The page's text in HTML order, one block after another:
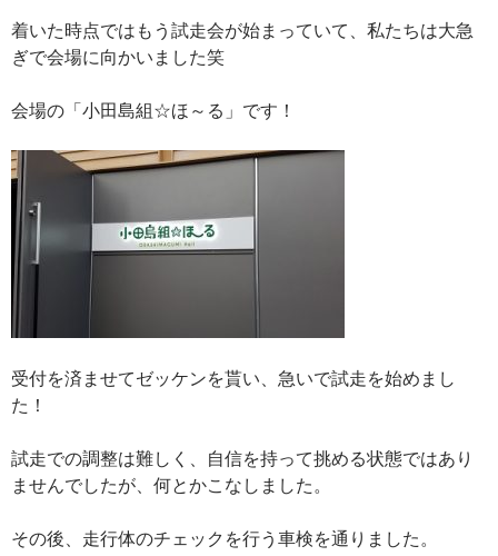
着いた時点ではもう試走会が始まっていて、私たちは大急
ぎで会場に向かいました笑
会場の「小田島組☆ほ～る」です！
受付を済ませてゼッケンを貰い、急いで試走を始めまし
た！
試走での調整は難しく、自信を持って挑める状態ではあり
ませんでしたが、何とかこなしました。
その後、走行体のチェックを行う車検を通りました。